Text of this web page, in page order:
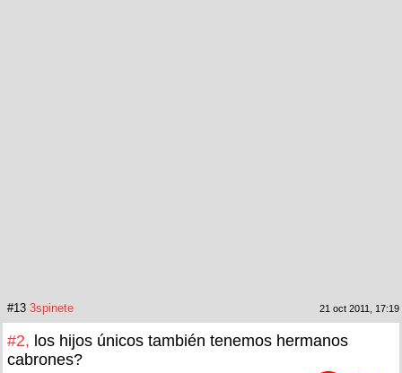
#13 3spinete 21 oct 2011, 17:19
#2, los hijos únicos también tenemos hermanos
cabrones?